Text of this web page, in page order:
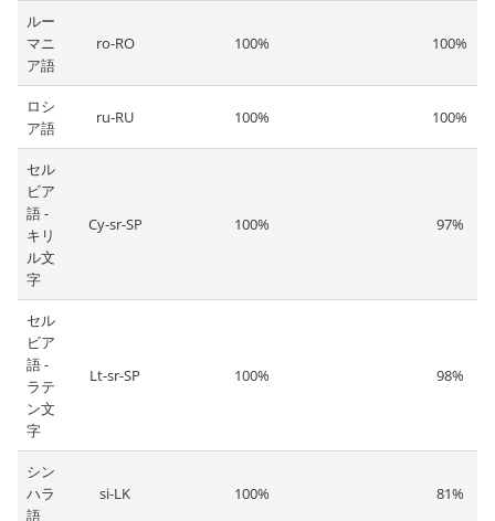
ルー
マニ
ア語
ro-RO 100% 100%
ロシ
ア語
ru-RU 100% 100%
セル
ビア
語 -
キリ
ル文
字
Cy-sr-SP 100% 97%
セル
ビア
語 -
ラテ
ン文
字
Lt-sr-SP 100% 98%
シン
ハラ
語
si-LK 100% 81%